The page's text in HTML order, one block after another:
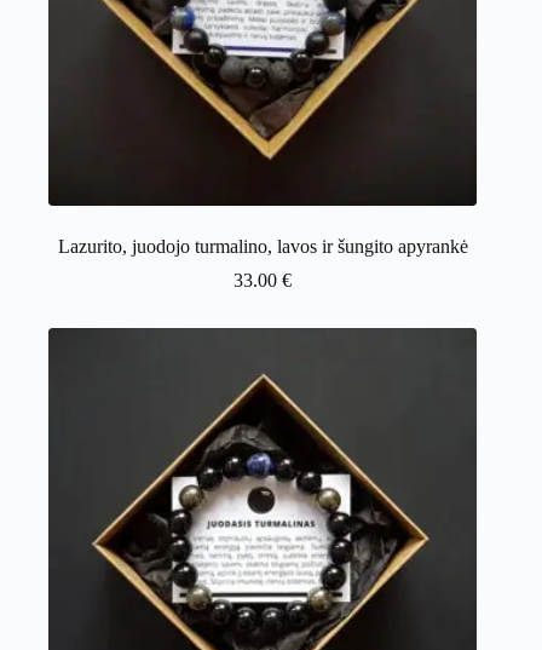
Lazurito, juodojo turmalino, lavos ir šungito apyrankė
33.00€